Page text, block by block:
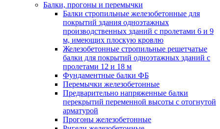
Балки, прогоны и перемычки
Балки стропильные железобетонные для
покрытий здания одноэтажных
производственных зданий с пролетами 6 и 9
м, имеющих плоскую кровлю
Железобетонные стропильные решетчатые
балки для покрытий одноэтажных зданий с
пролетами 12 и 18 м
Фундаментные балки ФБ
Перемычки железобетонные
Предварительно напряженные балки
перекрытий переменной высоты с отогнутой
арматурой
Прогоны железобетонные